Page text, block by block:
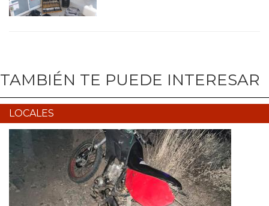
TAMBIÉN TE PUEDE INTERESAR
LOCALES